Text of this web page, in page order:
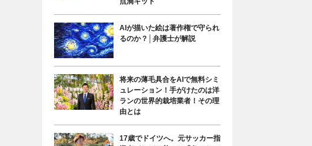
AIが描いた絵は著作権で守られ
るのか？│弁護士が解説
将来の薄毛具合をAIで無料シミ
ュレーション！手がけたのは洋
ランの世界的栽培業者！その理
由とは
17歳でドイツへ。元サッカー指